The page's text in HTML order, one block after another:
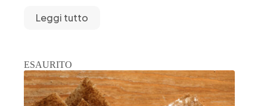
Leggi tutto
ESAURITO